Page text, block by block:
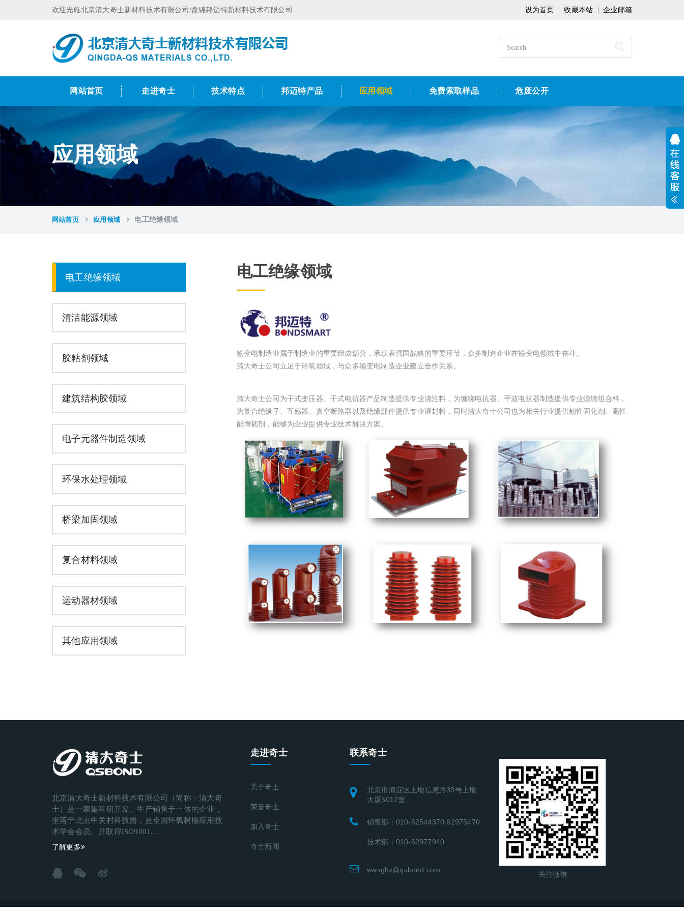
欢迎光临北京清大奇士新材料技术有限公司/盘锦邦迈特新材料技术有限公司 设为首页 |收藏本站 |企业邮箱
网站首页 走进奇士 技术特点 邦迈特产品 应用领域 免费索取样品 危废公开
应用领域
网站首页 应用领域 电工绝缘领域
电工绝缘领域
清洁能源领域
胶粘剂领域
建筑结构胶领域
电子元器件制造领域
环保水处理领域
桥梁加固领域
复合材料领域
运动器材领域
其他应用领域
电工绝缘领域
输变电制造业属于制造业的重要组成部分，承载着强国战略的重要环节，众多制造企业在输变电领域中奋斗。
清大奇士公司立足于环氧领域，与众多输变电制造企业建立合作关系。
清大奇士公司为干式变压器、干式电抗器产品制造提供专业浇注料，为缠绕电抗器、平波电抗器制造提供专业缠绕组合料，
为复合绝缘子、互感器、真空断路器以及绝缘部件提供专业灌封料，同时清大奇士公司也为相关行业提供韧性固化剂、高性
能增韧剂，能够为企业提供专业技术解决方案。
北京清大奇士新材料技术有限公司（简称：清大奇
士）是一家集科研开发、生产销售于一体的企业，
坐落于北京中关村科技园，是全国环氧树脂应用技
术学会会员。并取得ISO9001...
了解更多
走进奇士
关于奇士
荣誉奇士
加入奇士
奇士新闻
联系奇士
北京市海淀区上地信息路30号上地
大厦5017室
销售部：010-62544370 62975470
技术部：010-62977940
wanghx@qsbond.com
关注微信